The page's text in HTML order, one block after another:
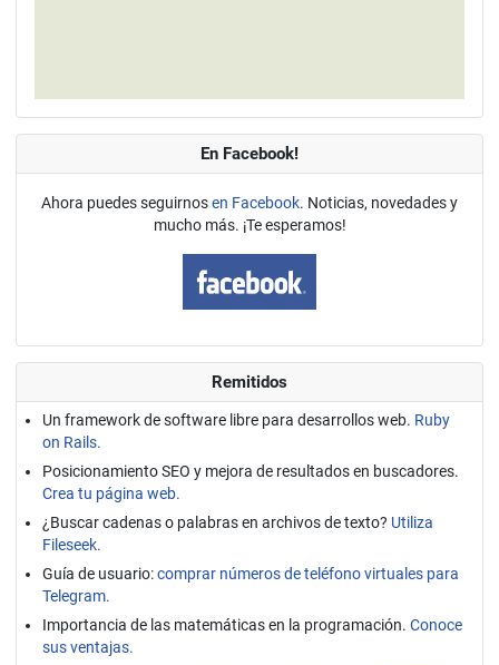
En Facebook!
Ahora puedes seguirnosen Facebook. Noticias, novedades y
mucho más. ¡Te esperamos!
Remitidos
Un framework de software libre para desarrollos web. Ruby
on Rails.
Posicionamiento SEO y mejora de resultados en buscadores.
Crea tu página web.
¿Buscar cadenas o palabras en archivos de texto? Utiliza
Fileseek.
Guía de usuario:comprar números de teléfono virtuales para
Telegram.
Importancia de las matemáticas en la programación. Conoce
sus ventajas.